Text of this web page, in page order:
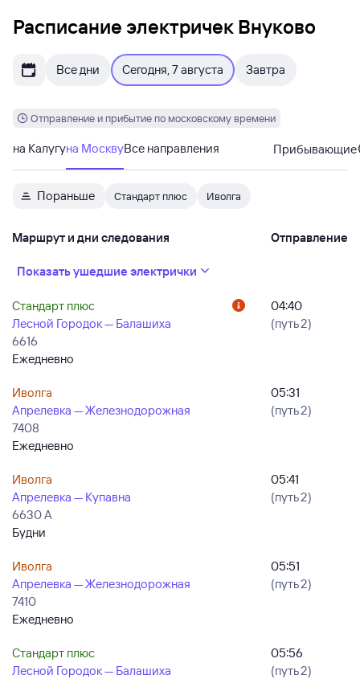
Расписание электричек Внуково
Все дни Сегодня, 7 августа Завтра
Отправление и прибытие по московскому времени
на Калугуна МосквуВсе направления Прибывающие
Пораньше Стандарт плюс Иволга
Маршрут и дни следования Отправление
Показать ушедшие электрички
Стандарт плюс
Лесной Городок — Балашиха
6616
Ежедневно
04:40
(путь 2)
Иволга
Апрелевка — Железнодорожная
7408
Ежедневно
05:31
(путь 2)
Иволга
Апрелевка — Купавна
6630 А
Будни
05:41
(путь 2)
Иволга
Апрелевка — Железнодорожная
7410
Ежедневно
05:51
(путь 2)
Стандарт плюс
Лесной Городок — Балашиха
05:56
(путь 2)